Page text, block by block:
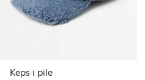
Keps i pile